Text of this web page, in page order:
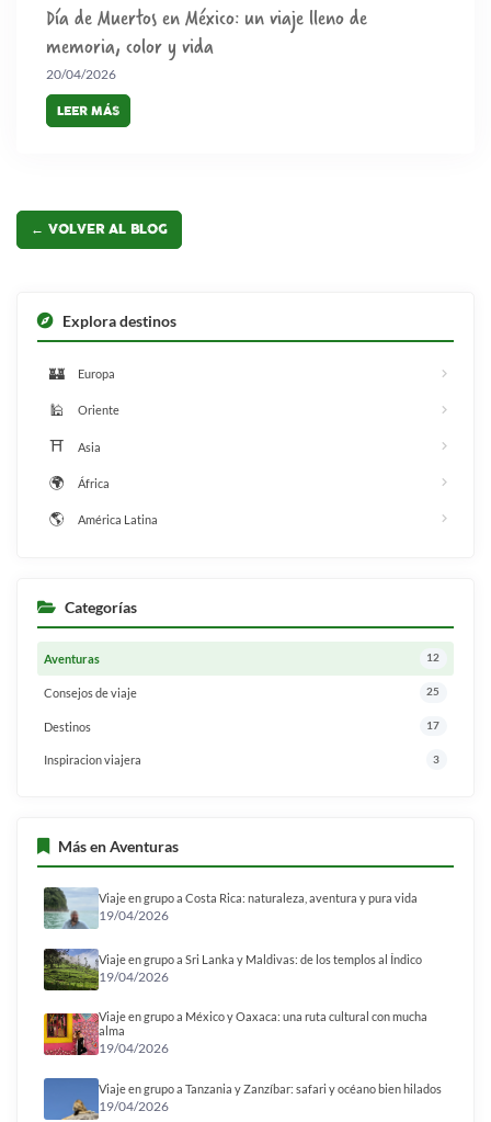
Día de Muertos en México: un viaje lleno de
memoria, color y vida
20/04/2026
LEER MÁS
← VOLVER AL BLOG
Explora destinos
🏰 Europa
🕌 Oriente
⛩️ Asia
🌍 África
🌎 América Latina
Categorías
Aventuras 12
Consejos de viaje 25
Destinos 17
Inspiracion viajera 3
Más en Aventuras
Viaje en grupo a Costa Rica: naturaleza, aventura y pura vida
19/04/2026
Viaje en grupo a Sri Lanka y Maldivas: de los templos al Índico
19/04/2026
Viaje en grupo a México y Oaxaca: una ruta cultural con mucha
alma
19/04/2026
Viaje en grupo a Tanzania y Zanzíbar: safari y océano bien hilados
19/04/2026